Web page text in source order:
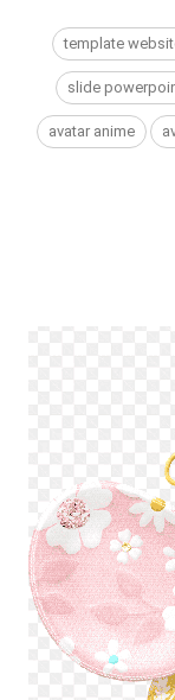
template
slide
avatar anime